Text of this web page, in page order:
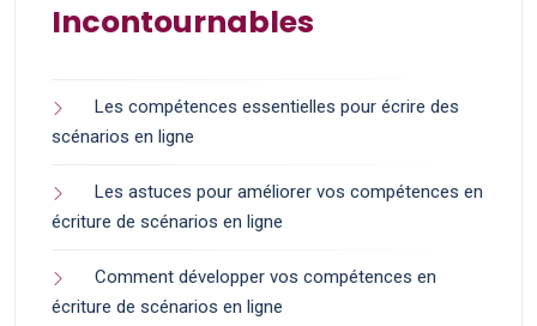
Incontournables
Les compétences essentielles pour écrire des
scénarios en ligne
Les astuces pour améliorer vos compétences en
écriture de scénarios en ligne
Comment développer vos compétences en
écriture de scénarios en ligne